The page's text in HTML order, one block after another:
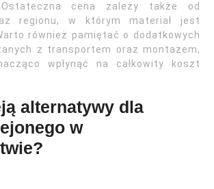
cena zależy także od
regionu, w którym materiał jest
również pamiętać o dodatkowych
z transportem oraz montażem,
wpłynąć na całkowity koszt
alternatywy dla
w